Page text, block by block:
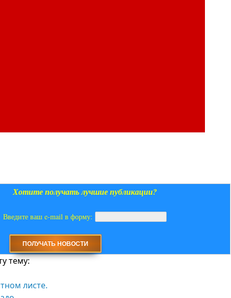
Хотите получать лучшие публикации?
Введите ваш e-mail в форму:
тему:
листе.